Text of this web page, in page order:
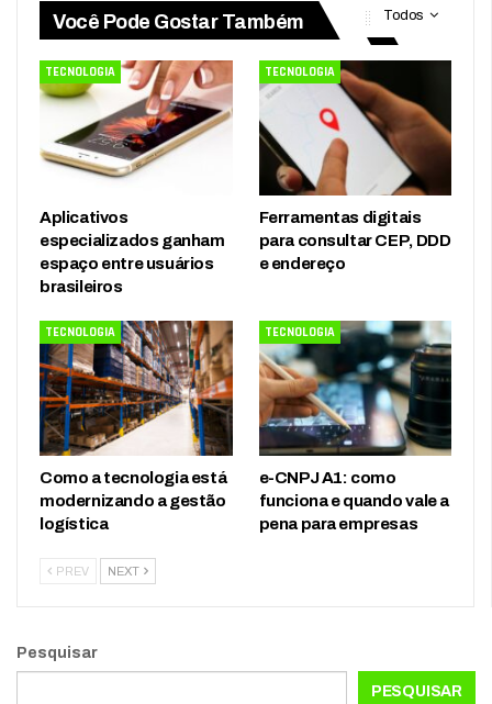
Todos
Você Pode Gostar Também
TECNOLOGIA
Aplicativos
especializados ganham
espaço entre usuários
brasileiros
TECNOLOGIA
Ferramentas digitais
para consultar CEP, DDD
e endereço
TECNOLOGIA
Como a tecnologia está
modernizando a gestão
logística
TECNOLOGIA
e-CNPJ A1: como
funciona e quando vale a
pena para empresas
PREV NEXT
Pesquisar
PESQUISAR